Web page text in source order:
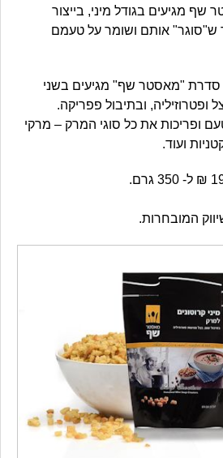
שף מגיעים בגודל מיני, בייצור
ש"סוגר" אותם ושומר על טעמם
סדרת "מאסטר שף" מגיעים בשני
ובתיבול פפריקה.
ופריכות את כל סוגי המרק – מרקי
ועוד.
המובחרות.